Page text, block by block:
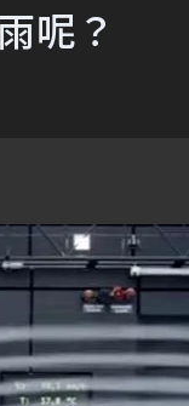
呢？